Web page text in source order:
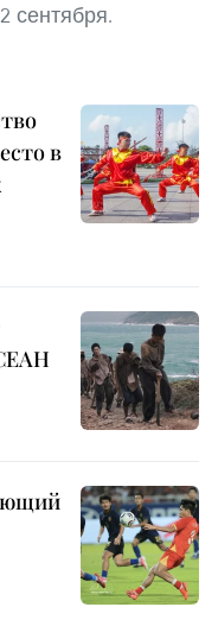
сентября.
в